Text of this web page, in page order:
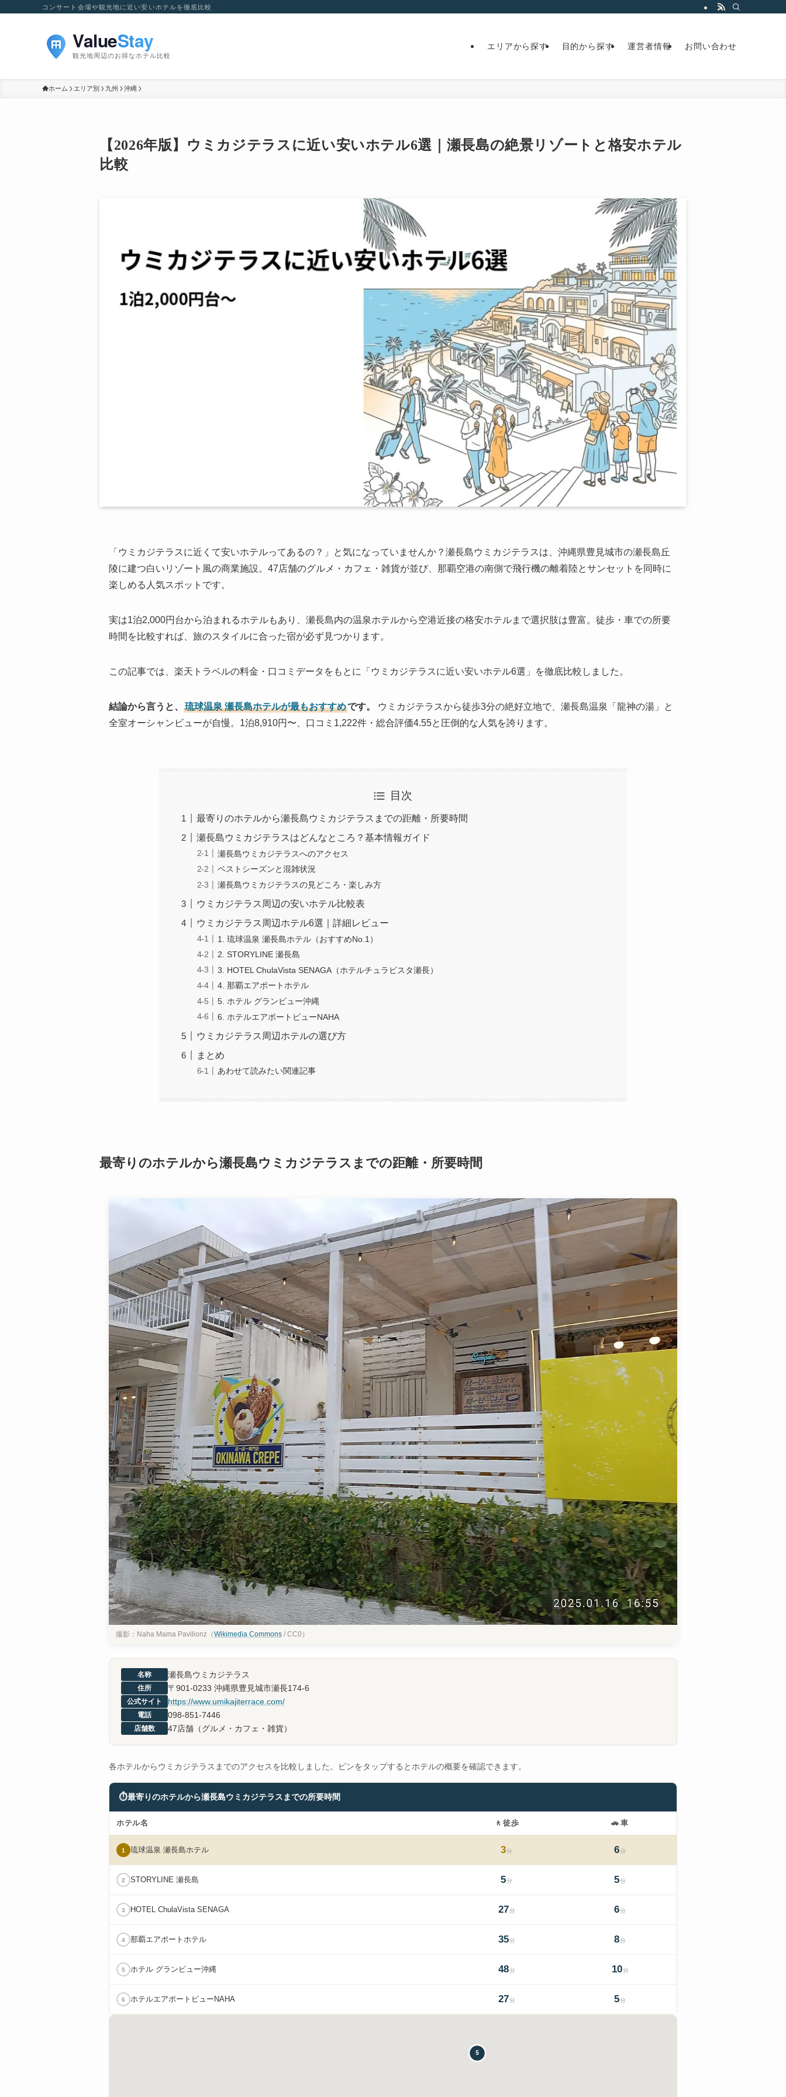
コンサート会場や観光地に近い安いホテルを徹底比較
エリアから探す 目的から探す 運営者情報 お問い合わせ
ホーム エリア別 九州 沖縄
【2026年版】ウミカジテラスに近い安いホテル6選｜瀬長島の絶景リゾートと格安ホテル
比較
「ウミカジテラスに近くて安いホテルってあるの？」と気になっていませんか？瀬長島ウミカジテラスは、沖縄県豊見城市の瀬長島丘
陵に建つ白いリゾート風の商業施設。47店舗のグルメ・カフェ・雑貨が並び、那覇空港の南側で飛行機の離着陸とサンセットを同時に
楽しめる人気スポットです。
実は1泊2,000円台から泊まれるホテルもあり、瀬長島内の温泉ホテルから空港近接の格安ホテルまで選択肢は豊富。徒歩・車での所要
時間を比較すれば、旅のスタイルに合った宿が必ず見つかります。
この記事では、楽天トラベルの料金・口コミデータをもとに「ウミカジテラスに近い安いホテル6選」を徹底比較しました。
結論から言うと、 琉球温泉 瀬長島ホテルが最もおすすめです。
ウミカジテラスから徒歩3分の絶好立地で、瀬長島温泉「龍神の湯」と
全室オーシャンビューが自慢。1泊8,910円〜、口コミ1,222件・総合評価4.55と圧倒的な人気を誇ります。
目次
最寄りのホテルから瀬長島ウミカジテラスまでの距離・所要時間
瀬長島ウミカジテラスはどんなところ？基本情報ガイド
瀬長島ウミカジテラスへのアクセス
ベストシーズンと混雑状況
瀬長島ウミカジテラスの見どころ・楽しみ方
ウミカジテラス周辺の安いホテル比較表
ウミカジテラス周辺ホテル6選｜詳細レビュー
1. 琉球温泉 瀬長島ホテル（おすすめNo.1）
2. STORYLINE 瀬長島
3. HOTEL ChulaVista SENAGA（ホテルチュラビスタ瀬長）
4. 那覇エアポートホテル
5. ホテル グランビュー沖縄
6. ホテルエアポートビューNAHA
ウミカジテラス周辺ホテルの選び方
まとめ
あわせて読みたい関連記事
最寄りのホテルから瀬長島ウミカジテラスまでの距離・所要時間
撮影：Naha Mama Pavilionz（Wikimedia Commons / CC0）
名称 瀬長島ウミカジテラス
住所 〒901-0233 沖縄県豊見城市瀬長174-6
公式サイト https://www.umikajiterrace.com/
電話 098-851-7446
店舗数 47店舗（グルメ・カフェ・雑貨）
各ホテルからウミカジテラスまでのアクセスを比較しました。ピンをタップするとホテルの概要を確認できます。
⏱最寄りのホテルから瀬長島ウミカジテラスまでの所要時間
ホテル名 🚶 徒歩 🚗 車
1 琉球温泉 瀬長島ホテル 3分 6分
2 STORYLINE 瀬長島 5分 5分
3 HOTEL ChulaVista SENAGA 27分 6分
4 那覇エアポートホテル 35分 8分
5 ホテル グランビュー沖縄 48分 10分
6 ホテルエアポートビューNAHA 27分 5分
5